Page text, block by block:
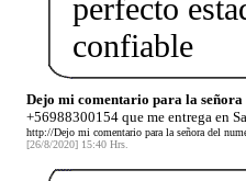
perfecto
confiable
Dejo mi comentario para la señora
+56988300154 que me entrega en
http://Dejo mi comentario para la señora del
[26/8/2020] 15:40 Hrs.